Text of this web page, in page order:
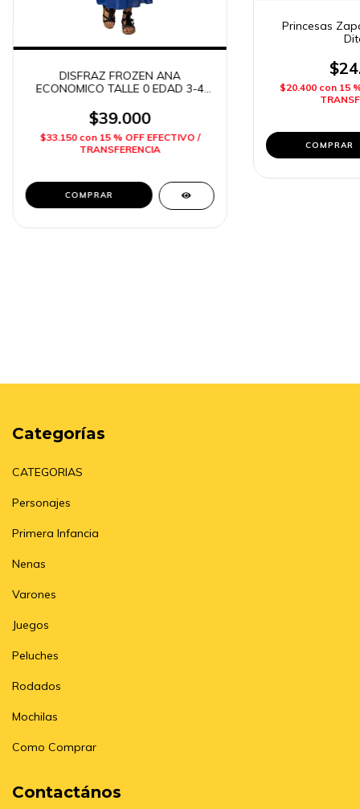
DISFRAZ FROZEN ANA
ECONOMICO TALLE 0 EDAD 3-4
$39.000
$33.150 con 15 % OFF EFECTIVO /
TRANSFERENCIA
Princesas
$20.400 con 15
Categorías
CATEGORIAS
Personajes
Primera Infancia
Nenas
Varones
Juegos
Peluches
Rodados
Mochilas
Como Comprar
Contactános